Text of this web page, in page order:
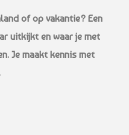
of op vakantie? Een
uitkijkt en waar je met
Je maakt kennis met